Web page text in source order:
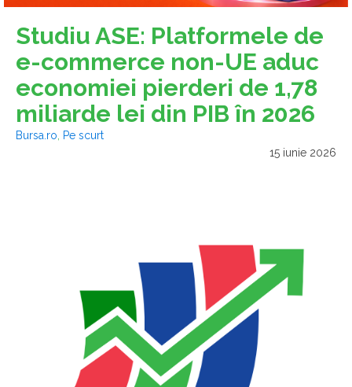
Studiu ASE: Platformele de
e-commerce non-UE aduc
economiei pierderi de 1,78
miliarde lei din PIB în 2026
Bursa.ro
Pe scurt
15 iunie 2026